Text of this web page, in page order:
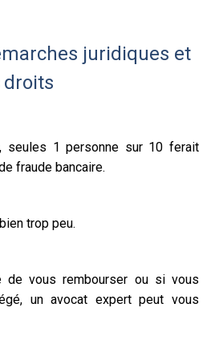
juridiques et
droits
seules 1 personne sur 10 ferait
fraude bancaire.
trop peu.
de vous rembourser ou si vous
un avocat expert peut vous